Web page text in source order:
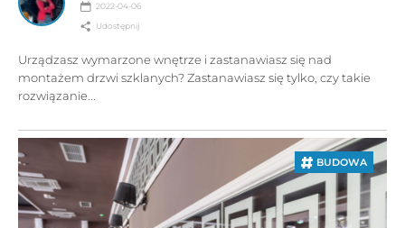
2022-04-06
Udostępnij
Urządzasz wymarzone wnętrze i zastanawiasz się nad
montażem drzwi szklanych? Zastanawiasz się tylko, czy takie
rozwiązanie...
BUDOWA